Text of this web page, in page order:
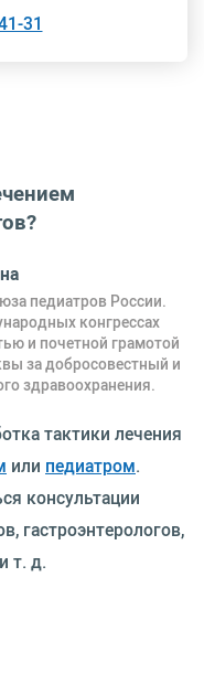
31
педиатров России.
конгрессах
и почетной грамотой
за добросовестный и
здравоохранения.
тактики лечения
или педиатром.
консультации
гастроэнтерологов,
т. д.